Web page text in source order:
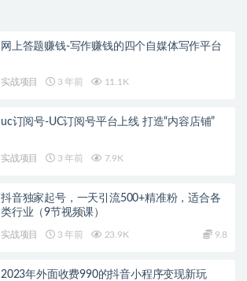
网上答题赚钱-写作赚钱的四个自媒体写作平台
实战项目 3 年前 11.1K
uc订阅号-UC订阅号平台上线 打造“内容店铺”
实战项目 3 年前 7.9K
抖音独家起号，一天引流500+精准粉，适合各
类行业（9节视频课）
实战项目 3 年前 23.9K 9.8
2023年外面收费990的抖音小程序变现新玩